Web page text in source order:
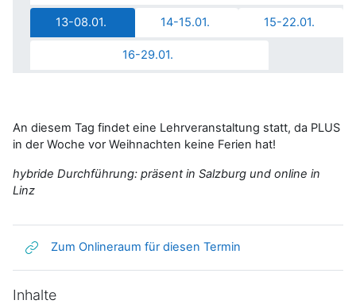
13-08.01. 14-15.01. 15-22.01.
16-29.01.
An diesem Tag findet eine Lehrveranstaltung statt, da PLUS
in der Woche vor Weihnachten keine Ferien hat!
hybride Durchführung: präsent in Salzburg und online in
Linz
Zum Onlineraum für diesen Termin
Inhalte